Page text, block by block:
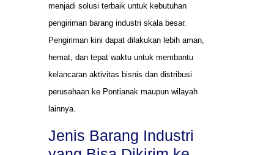
menjadi solusi terbaik untuk kebutuhan
pengiriman barang industri skala besar.
Pengiriman kini dapat dilakukan lebih aman,
hemat, dan tepat waktu untuk membantu
kelancaran aktivitas bisnis dan distribusi
perusahaan ke Pontianak maupun wilayah
lainnya.
Jenis Barang Industri